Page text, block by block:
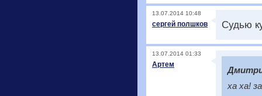
13.07.2014 10:48
сергей полшков Судью
13.07.2014 01:33
Артем
ха ха!